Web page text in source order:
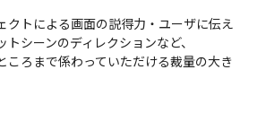
クトによる画面の説得力・ユーザに伝え
シーンのディレクションなど、
ころまで係わっていただける裁量の大き